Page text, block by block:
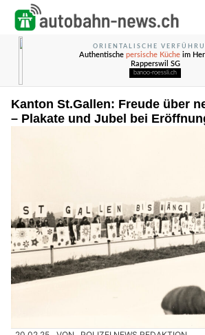
Kanton St.Gallen: Freude über
– Plakate und Jubel bei